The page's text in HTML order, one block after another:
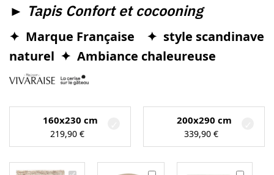
► Tapis Confort et cocooning
✦ Marque Française ✦ style scandinave
naturel ✦ Ambiance chaleureuse
160x230 cm
219,90 €
200x290 cm
339,90 €